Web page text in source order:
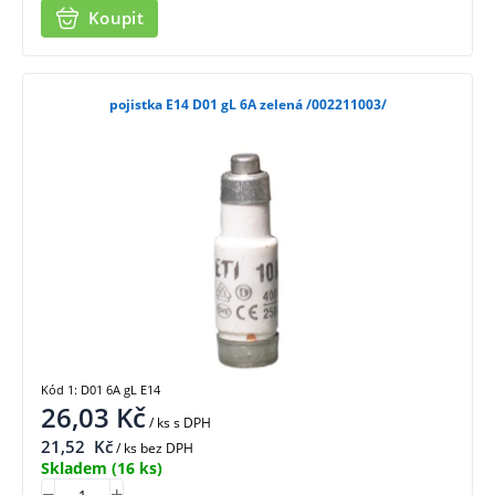
Koupit
pojistka E14 D01 gL 6A zelená /002211003/
26,03 Kč/ kss DPH
21,52 Kč/ ks bez DPH
Skladem (16 ks)
Kód 1: D01 6A gL E14